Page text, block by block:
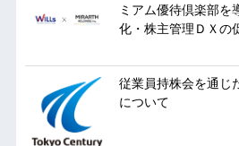
ミアム優待倶楽部を
化・株主管理ＤＸの
従業員持株会を通じ
について